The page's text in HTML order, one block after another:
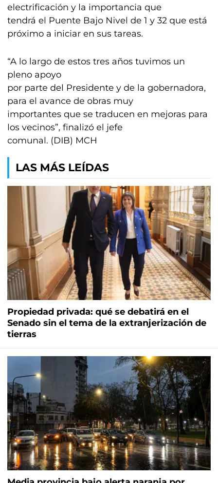
electrificación y la importancia que
tendrá el Puente Bajo Nivel de 1 y 32 que está
próximo a iniciar en sus tareas.
“A lo largo de estos tres años tuvimos un
pleno apoyo
por parte del Presidente y de la gobernadora,
para el avance de obras muy
importantes que se traducen en mejoras para
los vecinos”, finalizó el jefe
comunal. (DIB) MCH
LAS MÁS LEÍDAS
Propiedad privada: qué se debatirá en el
Senado sin el tema de la extranjerización de
tierras